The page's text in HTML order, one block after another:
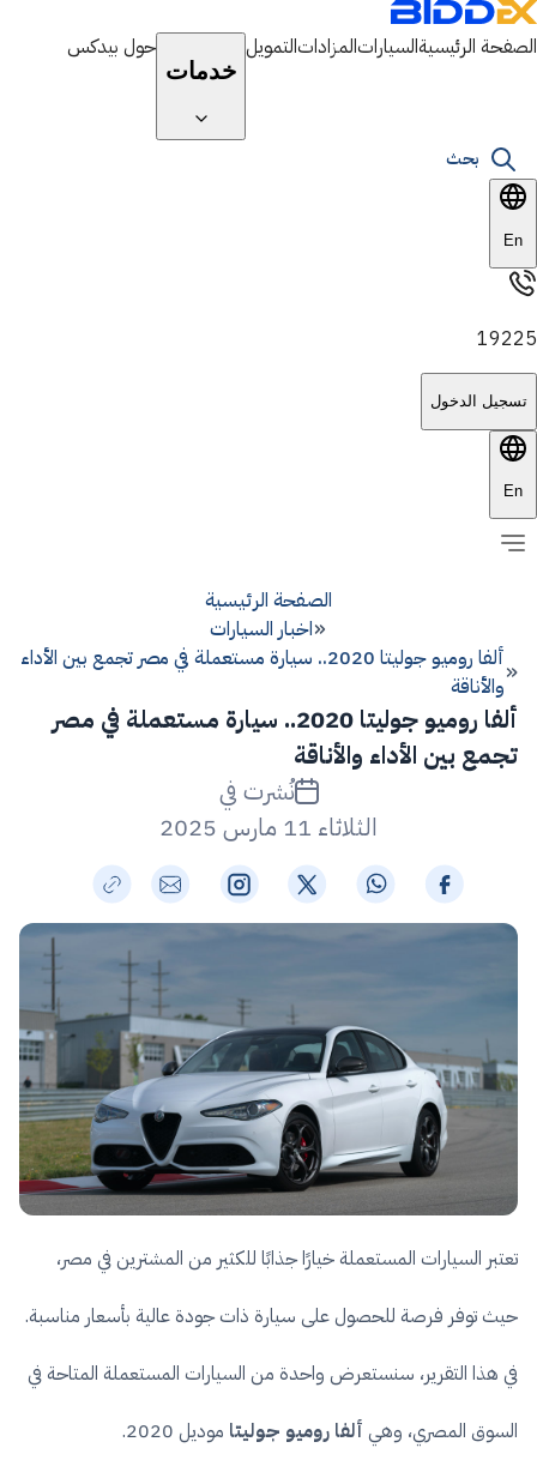
الصفحة الرئيسيةالسياراتالمزاداتالتمويل
خدمات
حول بيدكس
بحث
En
19225
تسجيل الدخول
En
الصفحة الرئيسية
اخبار السيارات
ألفا روميو جوليتا 2020.. سيارة مستعملة في مصر تجمع بين الأداء
والأناقة
ألفا روميو جوليتا 2020.. سيارة مستعملة في مصر
تجمع بين الأداء والأناقة
نُشرت في
الثلاثاء 11 مارس 2025
تعتبر السيارات المستعملة خيارًا جذابًا للكثير من المشترين في مصر،
حيث توفر فرصة للحصول على سيارة ذات جودة عالية بأسعار مناسبة.
في هذا التقرير، سنستعرض واحدة من السيارات المستعملة المتاحة في
السوق المصري، وهي ألفا روميو جوليتا موديل 2020.